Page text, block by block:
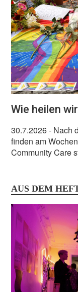
Wie heilen
30.7.2026- Nach
finden am
Community Care
AUS DEM